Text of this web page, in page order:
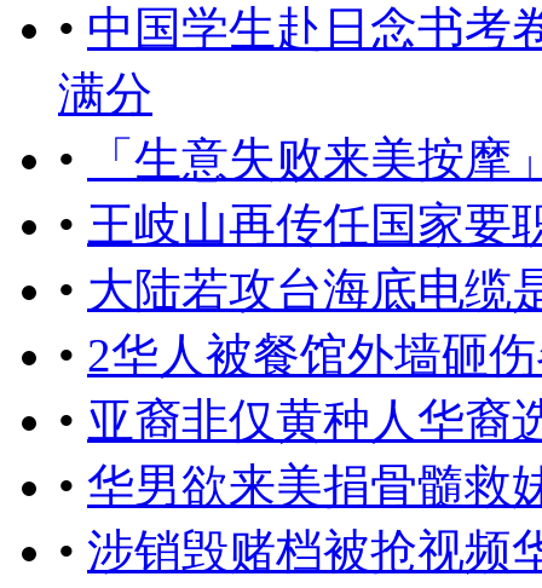
• 中国学生赴日念书考
满分
•
「生意失败来美按
• 王岐山再传任国家要
• 大陆若攻台海底电缆
• 2华人被餐馆外墙砸
• 亚裔非仅黄种人华裔
• 华男欲来美捐骨髓救
• 涉销毁赌档被抢视频